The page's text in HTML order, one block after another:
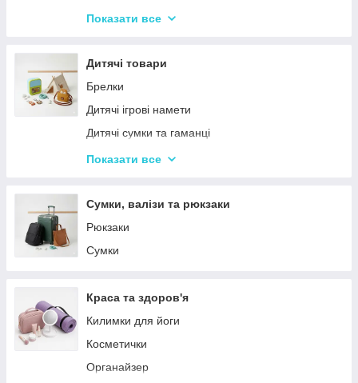
Новорічні фігурки та статуетки
Столовий посуд
Хвойні гірлянди
Показати все
Дитячі товари
Брелки
Дитячі ігрові намети
Дитячі сумки та гаманці
Дитячі фотокамери
Показати все
Сумки, валізи та рюкзаки
Рюкзаки
Сумки
Краса та здоров'я
Килимки для йоги
Косметички
Органайзер